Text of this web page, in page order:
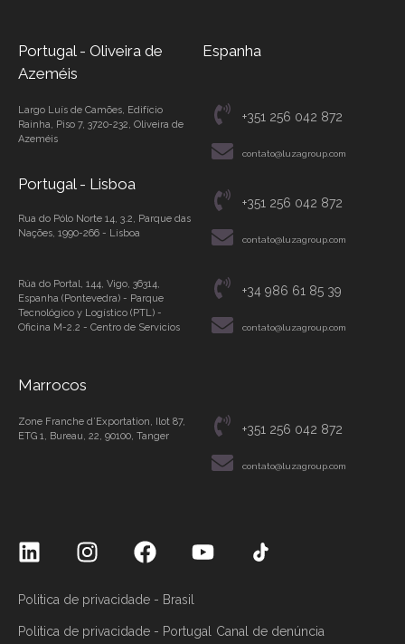
Portugal - Oliveira de
Azeméis
Espanha
Largo Luís de Camões, Edifício
Rainha, Piso 7, 3720-232, Oliveira de
Azeméis
Portugal - Lisboa
Rua do Pólo Norte 14, 3.2, Parque das
Nações, 1990-266 - Lisboa
+351 256 042 872
contato@luzagroup.com
+351 256 042 872
contato@luzagroup.com
Rúa do Portal, 144, Vigo, 36314,
Espanha (Pontevedra) - Parque
Tecnológico y Logístico (PTL) -
Oficina M-2.2 - Centro de Servicios
+34 986 61 85 39
contato@luzagroup.com
Marrocos
Zone Franche d’Exportation, Ilot 87,
ETG 1, Bureau, 22, 90100, Tanger
+351 256 042 872
contato@luzagroup.com
Politica de privacidade - Brasil
Politica de privacidade - Portugal Canal de denúncia